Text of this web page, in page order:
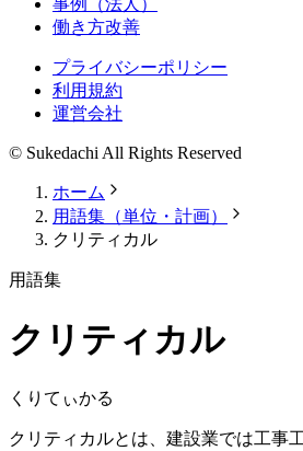
事例（法人）
働き方改善
プライバシーポリシー
利用規約
運営会社
© Sukedachi All Rights Reserved
ホーム
用語集（単位・計画）
クリティカル
用語集
クリティカル
くりてぃかる
クリティカルとは、建設業では工事